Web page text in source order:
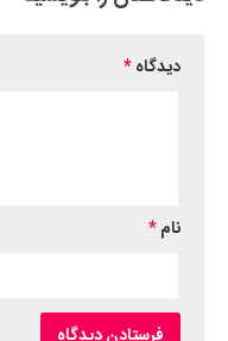
دیدگاه*
نام*